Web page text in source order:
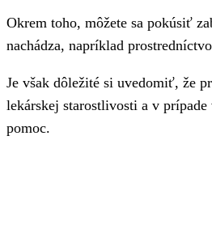
Okrem toho, môžete sa pokúsiť
nachádza, napríklad
Je však dôležité si uvedomiť, že
lekárskej starostlivosti a v
pomoc.